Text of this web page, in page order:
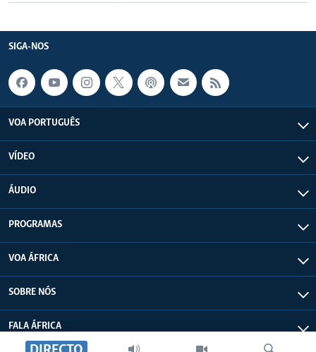
SIGA-NOS
VOA PORTUGUÊS
VÍDEO
ÁUDIO
PROGRAMAS
VOA ÁFRICA
SOBRE NÓS
FALA ÁFRICA